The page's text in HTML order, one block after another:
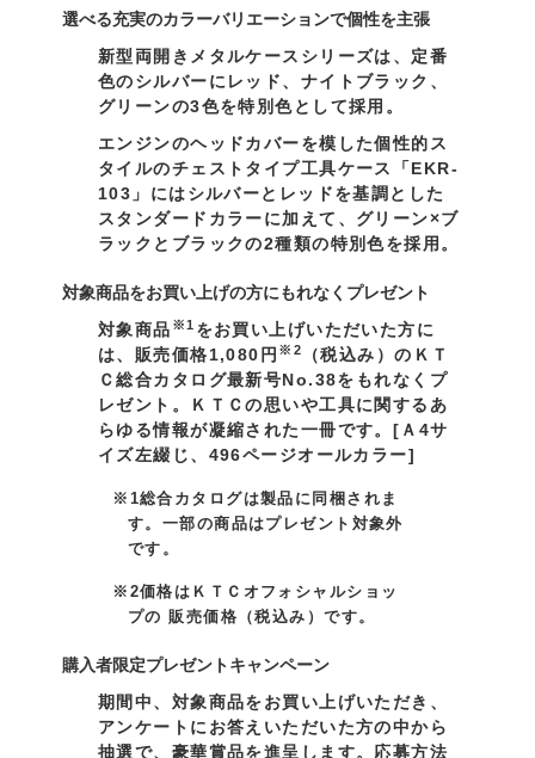
選べる充実のカラーバリエーションで個性を主張
新型両開きメタルケースシリーズは、定番
色のシルバーにレッド、ナイトブラック、
グリーンの3色を特別色として採用。
エンジンのヘッドカバーを模した個性的ス
タイルのチェストタイプ工具ケース「EKR-
103」にはシルバーとレッドを基調とした
スタンダードカラーに加えて、グリーン×ブ
ラックとブラックの2種類の特別色を採用。
対象商品をお買い上げの方にもれなくプレゼント
対象商品 ※1 をお買い上げいただいた方に
は、販売価格1,080円 ※2
（税込み）のＫＴ
Ｃ総合カタログ最新号No.38をもれなくプ
レゼント。ＫＴＣの思いや工具に関するあ
らゆる情報が凝縮された一冊です。[Ａ4サ
イズ左綴じ、496ページオールカラー]
※1総合カタログは製品に同梱されま
す。一部の商品はプレゼント対象外
です。
※2価格はＫＴＣオフォシャルショッ
プの 販売価格（税込み）です。
購入者限定プレゼントキャンペーン
期間中、対象商品をお買い上げいただき、
アンケートにお答えいただいた方の中から
抽選で、豪華賞品を進呈します。応募方法